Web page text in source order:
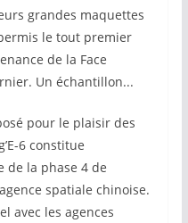
grandes maquettes
le tout premier
de la Face
Un échantillon...
pour le plaisir des
6 constitue
de la phase 4 de
spatiale chinoise.
avec les agences